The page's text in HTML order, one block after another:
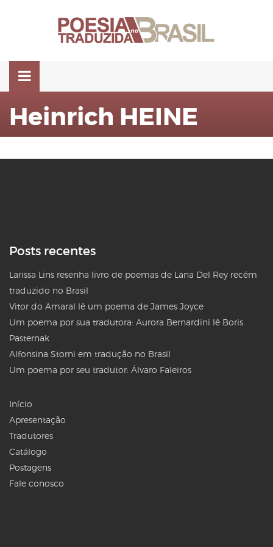
Heinrich HEINE
Posts recentes
Larissa Lins resenha livro de poemas de Lana Del Rey recém
traduzido no Brasil
Vitor do Amaral lê um poema de James Joyce
Um poema por sua tradutora: Aurora Bernardini lê Boris
Pasternak
Alfonsina Storni em tradução no Brasil
Um poema por seu tradutor: Álvaro Faleiros
Início
Apresentação
Tradutores
Catálogo
Postagens
Fale conosco